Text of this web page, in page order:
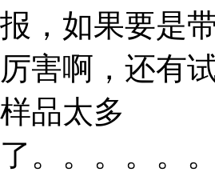
报，如果要是
厉害啊，还有
样品太多
了。。。。。